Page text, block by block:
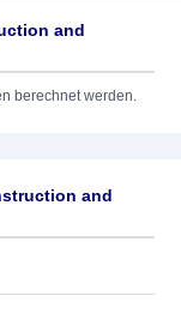
and
berechnet werden.
and